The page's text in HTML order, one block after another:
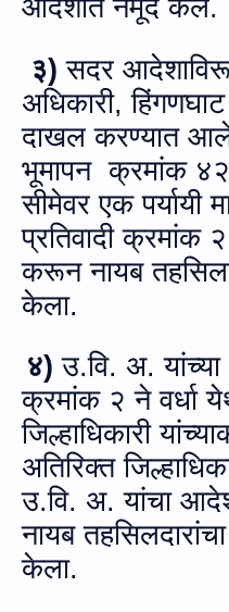
आदेशात नमूद केले.
३) सदर
अधिकारी,
दाखल करण्‍यात
भूमापन क्रमांक
सीमेवर एक पर्यायी
प्रतिवादी क्रमांक
करून नायब
केला.
४) उ.वि. अ. यांच्‍या
क्रमांक २ ने वर्धा
जिल्हाधिकारी
अतिरिक्त
उ.वि. अ. यांचा
नायब
केला.